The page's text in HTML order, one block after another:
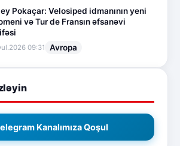
Pokaçar: Velosiped idmanının yeni
və Tur de Fransın əfsanəvi
09:31 Avropa
Kanalımıza Qoşul